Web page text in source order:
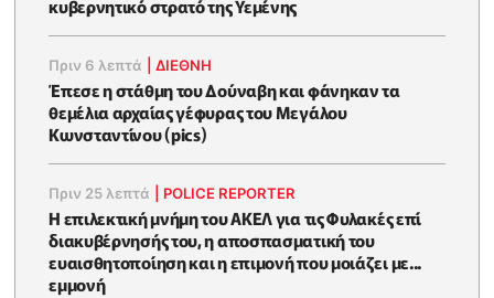
κυβερνητικό στρατό της Υεμένης
Πριν 6 λεπτά |ΔΙΕΘΝΗ
Έπεσε η στάθμη του Δούναβη και φάνηκαν τα
θεμέλια αρχαίας γέφυρας του Μεγάλου
Κωνσταντίνου (pics)
Πριν 25 λεπτά POLICE REPORTER
Η επιλεκτική μνήμη του ΑΚΕΛ για τις Φυλακές επί
διακυβέρνησής του, η αποσπασματική του
ευαισθητοποίηση και η επιμονή που μοιάζει με...
εμμονή